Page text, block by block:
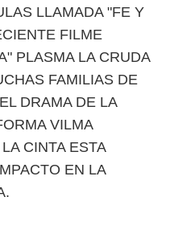
LLAMADA "FE Y
FILME
PLASMA LA CRUDA
FAMILIAS DE
DRAMA DE LA
VILMA
CINTA ESTA
EN LA